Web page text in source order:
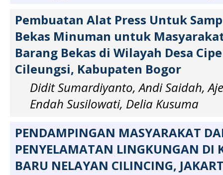
Pembuatan Alat Press Untuk
Bekas Minuman untuk
Barang Bekas di Wilayah Desa
Cileungsi, Kabupaten Bogor
Didit Sumardiyanto, Andi Saidah,
Endah Susilowati, Delia Kusuma
PENDAMPINGAN MASYARAKAT
PENYELAMATAN LINGKUNGAN DI
BARU NELAYAN CILINCING,